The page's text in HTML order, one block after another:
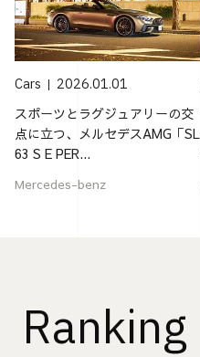
Cars 2026.01.01
スポーツとラグジュアリーの交
点に立つ、メルセデスAMG「SL
63 S E PER...
Mercedes-benz
Ranking